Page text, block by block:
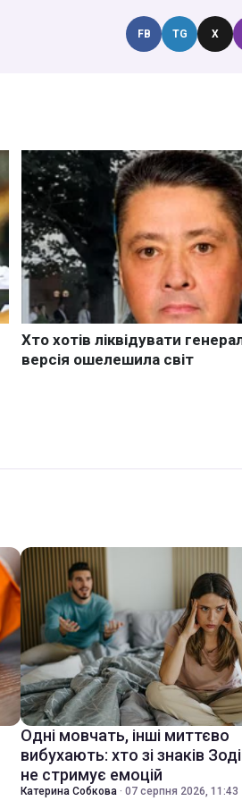
FB TG X
Одні мовчать, інші миттєво
вибухають: хто зі знаків
не стримує емоцій
Катерина Собкова · 07 серпня 2026, 11:43